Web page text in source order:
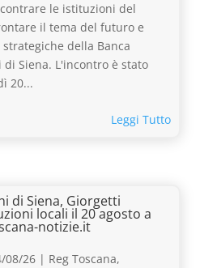
le istituzioni del
il tema del futuro e
della Banca
di Siena. L'incontro è stato
20...
Leggi Tutto
di Siena, Giorgetti
locali il 20 agosto a
notizie.it
08/26| Reg Toscana,